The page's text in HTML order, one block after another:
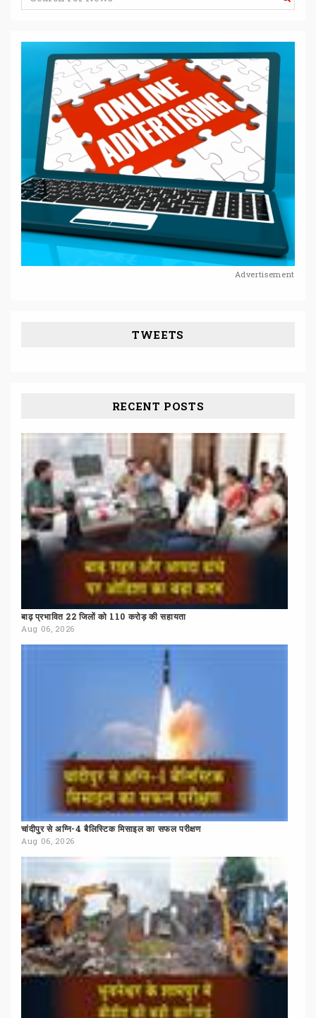
Advertisement
TWEETS
RECENT POSTS
बाढ़ प्रभावित 22 जिलों को 110 करोड़ की सहायता
Aug 06, 2026
चांदीपुर से अग्नि-4 बैलिस्टिक मिसाइल का सफल परीक्षण
Aug 06, 2026